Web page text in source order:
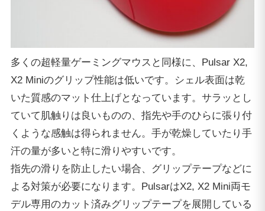
多くの超軽量ゲーミングマウスと同様に、Pulsar X2,
X2 Miniのグリップ性能は低いです。シェル表面は乾
いた質感のマット仕上げとなっています。サラッとし
ていて肌触りは良いものの、指先や手のひらに張り付
くような感触は得られません。手が乾燥していたり手
汗の量が多いと特に滑りやすいです。
指先の滑りを防止したい場合、グリップテープなどに
よる対策が必要になります。PulsarはX2, X2 Mini両モ
デル専用のカット済みグリップテープを展開している